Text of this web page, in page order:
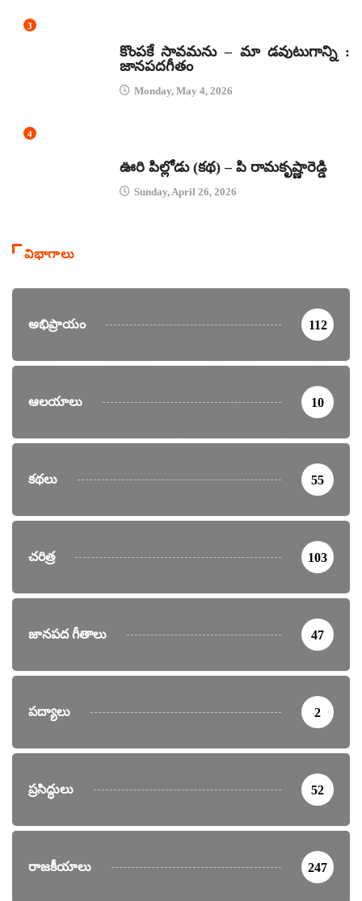
3
కొంపకే సావమను – మా డవుటుగాన్ని :
జానపదగీతం
Monday, May 4, 2026
4
ఊరి పిల్లోడు (కథ) – పి రామకృష్ణారెడ్డి
Sunday, April 26, 2026
విభాగాలు
అభిప్రాయం 112
ఆలయాలు 10
కథలు 55
చరిత్ర 103
జానపద గీతాలు 47
పద్యాలు 2
ప్రసిద్ధులు 52
రాజకీయాలు 247